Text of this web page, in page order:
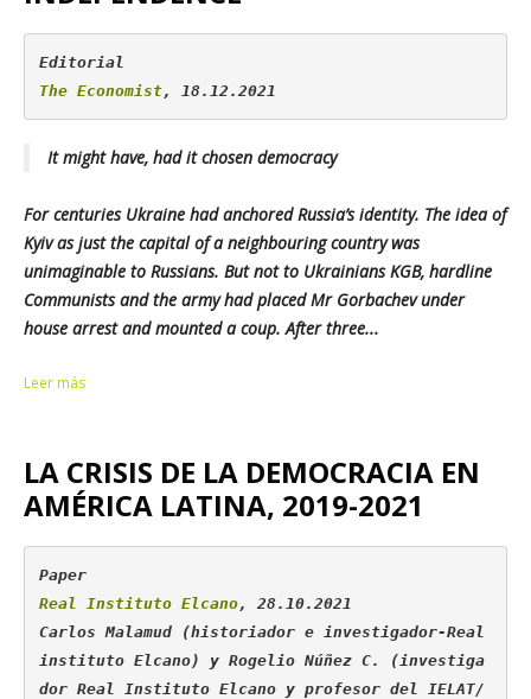
The Economist, 18.12.2021
It might have, had it chosen democracy
For centuries Ukraine had anchored Russia’s identity. The idea of
Kyiv as just the capital of a neighbouring country was
unimaginable to Russians. But not to Ukrainians KGB, hardline
Communists and the army had placed Mr Gorbachev under
house arrest and mounted a coup. After three...
Leer más
LA CRISIS DE LA DEMOCRACIA EN
AMÉRICA LATINA, 2019-2021
Paper
Real Instituto Elcano, 28.10.2021
Carlos Malamud (historiador e investigador-Real
instituto Elcano) y Rogelio Núñez C. (investiga
dor Real Instituto Elcano y profesor del IELAT/